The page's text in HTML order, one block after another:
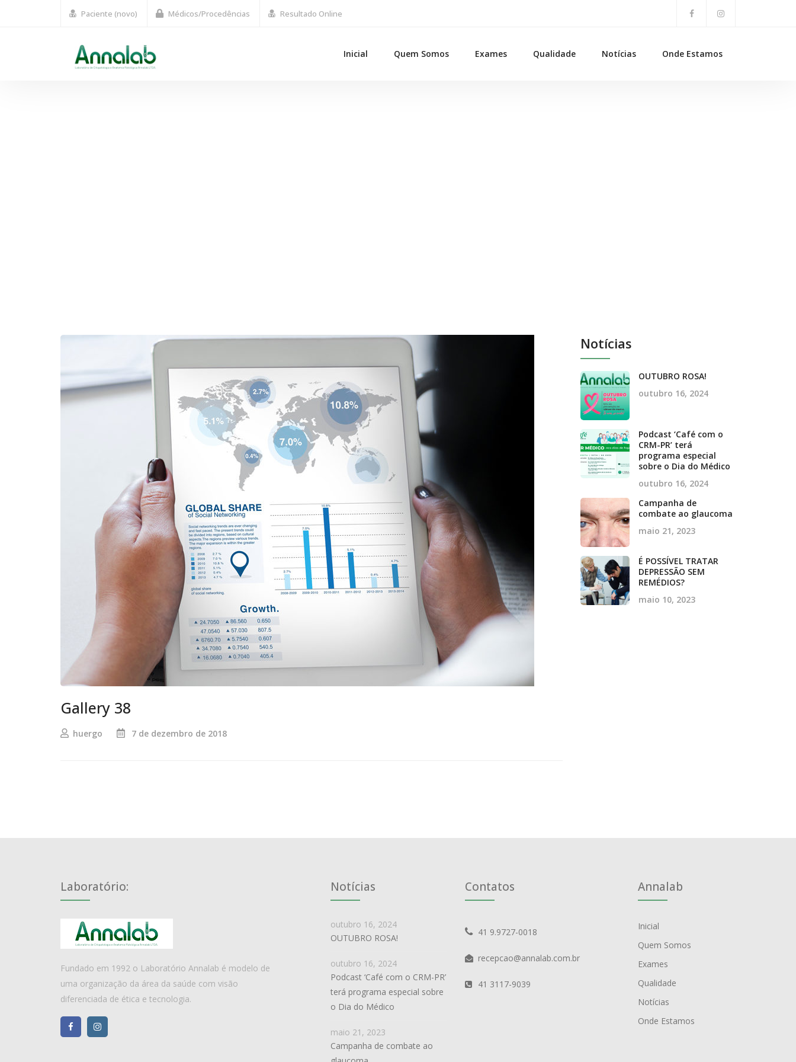
Paciente (novo) Médicos/Procedências Resultado Online
Inicial Quem Somos Exames Qualidade Notícias Onde Estamos
Gallery 38
huergo 7 de dezembro de 2018
Notícias
OUTUBRO ROSA!
outubro 16, 2024
Podcast ‘Café com o
CRM-PR’ terá
programa especial
sobre o Dia do Médico
outubro 16, 2024
Campanha de
combate ao glaucoma
maio 21, 2023
É POSSÍVEL TRATAR
DEPRESSÃO SEM
REMÉDIOS?
maio 10, 2023
Laboratório:
Fundado em 1992 o Laboratório Annalab é modelo de
uma organização da área da saúde com visão
diferenciada de ética e tecnologia.
Notícias
outubro 16, 2024
OUTUBRO ROSA!
outubro 16, 2024
Podcast ‘Café com o CRM-PR’
terá programa especial sobre
o Dia do Médico
maio 21, 2023
Campanha de combate ao
Contatos
41 9.9727-0018
recepcao@annalab.com.br
41 3117-9039
Annalab
Inicial
Quem Somos
Exames
Qualidade
Notícias
Onde Estamos